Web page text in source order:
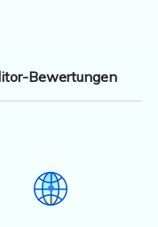
Bewertungen